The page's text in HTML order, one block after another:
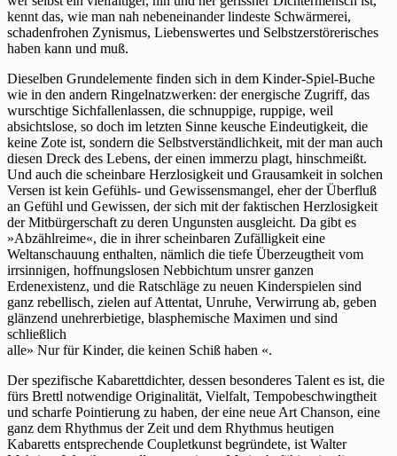
kennt das, wie man nah nebeneinander lindeste Schwärmerei,
schadenfrohen Zynismus, Liebenswertes und Selbstzerstörerisches
haben kann und muß.
Dieselben Grundelemente finden sich in dem Kinder-Spiel-Buche
wie in den andern Ringelnatzwerken: der energische Zugriff, das
wurschtige Sichfallenlassen, die schnuppige, ruppige, weil
absichtslose, so doch im letzten Sinne keusche Eindeutigkeit, die
keine Zote ist, sondern die Selbstverständlichkeit, mit der man auch
diesen Dreck des Lebens, der einen immerzu plagt, hinschmeißt.
Und auch die scheinbare Herzlosigkeit und Grausamkeit in solchen
Versen ist kein Gefühls- und Gewissensmangel, eher der Überfluß
an Gefühl und Gewissen, der sich mit der faktischen Herzlosigkeit
der Mitbürgerschaft zu deren Ungunsten ausgleicht. Da gibt es
»Abzählreime«, die in ihrer scheinbaren Zufälligkeit eine
Weltanschauung enthalten, nämlich die tiefe Überzeugtheit vom
irrsinnigen, hoffnungslosen Nebbichtum unsrer ganzen
Erdenexistenz, und die Ratschläge zu neuen Kinderspielen sind
ganz rebellisch, zielen auf Attentat, Unruhe, Verwirrung ab, geben
glänzend unehrerbietige, blasphemische Maximen und sind
schließlich
alle» Nur für Kinder, die keinen Schiß haben «.
Der spezifische Kabarettdichter, dessen besonderes Talent es ist, die
fürs Brettl notwendige Originalität, Vielfalt, Tempobeschwingtheit
und scharfe Pointierung zu haben, der eine neue Art Chanson, eine
ganz dem Rhythmus der Zeit und dem Rhythmus heutigen
Kabaretts entsprechende Coupletkunst begründete, ist Walter